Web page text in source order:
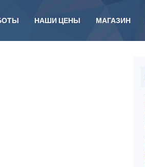
НАШИ ЦЕНЫ МАГАЗИН